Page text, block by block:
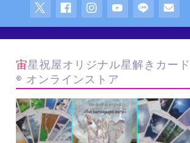
宙星祝屋オリジナル星解きカード
® オンラインストア